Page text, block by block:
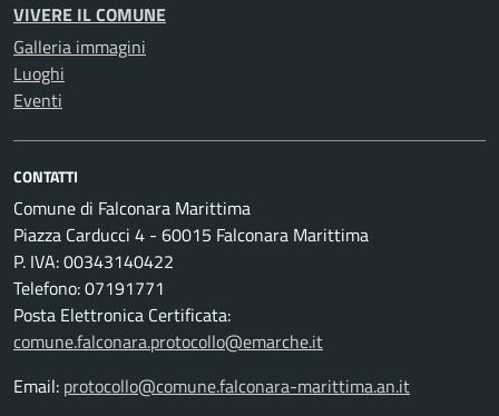
VIVERE IL COMUNE
Galleria immagini
Luoghi
Eventi
CONTATTI
Comune di Falconara Marittima
Piazza Carducci 4 - 60015 Falconara Marittima
P. IVA: 00343140422
Telefono: 07191771
Posta Elettronica Certificata:
comune.falconara.protocollo@emarche.it
Email: protocollo@comune.falconara-marittima.an.it